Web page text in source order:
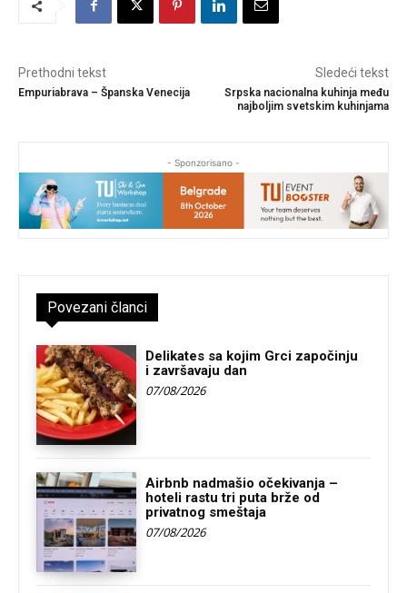
Prethodni tekst
Empuriabrava – Španska Venecija
Sledeći tekst
Srpska nacionalna kuhinja među
najboljim svetskim kuhinjama
- Sponzorisano -
Povezani članci
Delikates sa kojim Grci započinju
i završavaju dan
07/08/2026
Airbnb nadmašio očekivanja –
hoteli rastu tri puta brže od
privatnog smeštaja
07/08/2026